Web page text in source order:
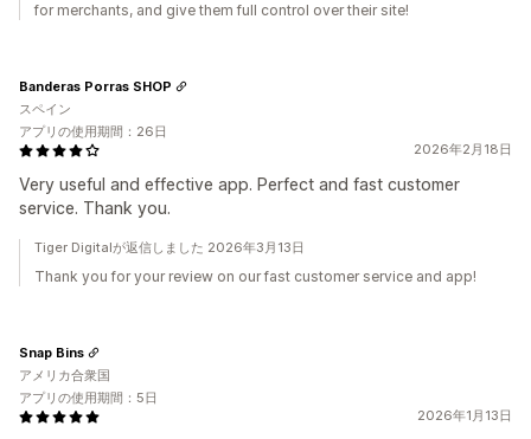
for merchants, and give them full control over their site!
2026年2月18日
Very useful and effective app. Perfect and fast customer
service. Thank you.
Banderas Porras SHOP
スペイン
アプリの使用期間：26日
Tiger Digitalが返信しました 2026年3月13日
Thank you for your review on our fast customer service and app!
2026年1月13日
Snap Bins
アメリカ合衆国
アプリの使用期間：5日